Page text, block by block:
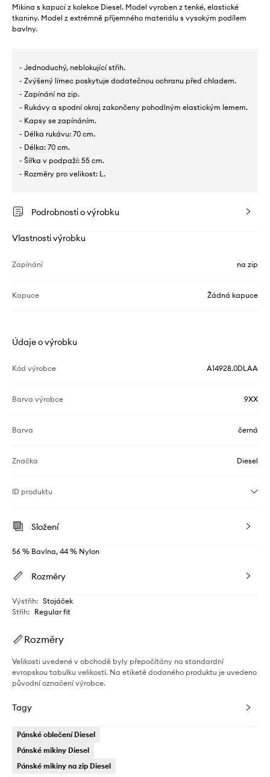
Mikina s kapucí z kolekce Diesel. Model vyroben z tenké, elastické
tkaniny. Model z extrémně příjemného materiálu s vysokým podílem
bavlny.
- Jednoduchý, neblokující střih.
- Zvýšený límec poskytuje dodatečnou ochranu před chladem.
- Zapínání na zip.
- Rukávy a spodní okraj zakončeny pohodlným elastickým lemem.
- Kapsy se zapínáním.
- Délka rukávu: 70 cm.
- Délka: 70 cm.
- Šířka v podpaží: 55 cm.
- Rozměry pro velikost: L.
Podrobnosti o výrobku
Vlastnosti výrobku
Zapínání na zip
Kapuce Žádná kapuce
Údaje o výrobku
Kód výrobce A14928.0DLAA
Barva výrobce 9XX
Barva černá
Značka Diesel
ID produktu
Složení
56 % Bavlna, 44 % Nylon
Rozměry
Výstřih: Stojáček
Střih: Regular fit
Rozměry
Velikosti uvedené v obchodě byly přepočítány na standardní
evropskou tabulku velikostí. Na etiketě dodaného produktu je uvedeno
původní označení výrobce.
Tagy
Pánské oblečení Diesel
Pánské mikiny Diesel
Pánské mikiny na zip Diesel